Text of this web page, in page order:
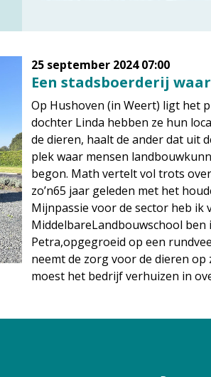
25 september 202407:00
Een stadsboerderij
Op Hushoven (in Weert) ligt het
dochter Linda hebben ze hun
de dieren, haalt de ander dat uit
plek waar mensen
begon. Math vertelt vol trots
zo’n65 jaar geleden met het
Mijnpassie voor de sector heb ik
MiddelbareLandbouwschool ben
Petra,opgegroeid op een
neemt de zorg voor de dieren op
moest het bedrijf verhuizen in